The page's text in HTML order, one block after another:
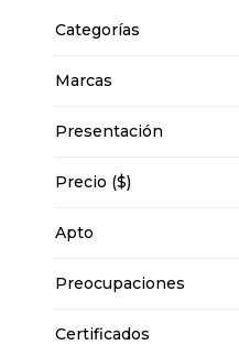
Categorías
Marcas
Presentación
Precio ($)
Apto
Preocupaciones
Certificados